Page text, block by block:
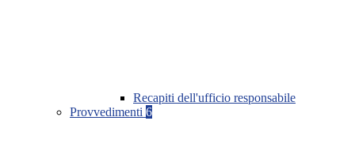
Recapiti dell'ufficio responsabile
Provvedimenti 6